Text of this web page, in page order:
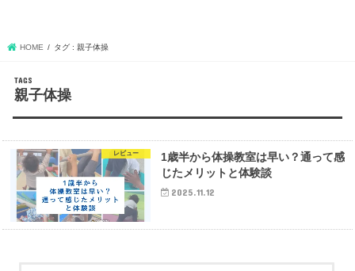
HOME タグ : 親子体操
親子体操
レビュー
1歳半から体操教室は早い？通って感
じたメリットと体験談
2025.11.12